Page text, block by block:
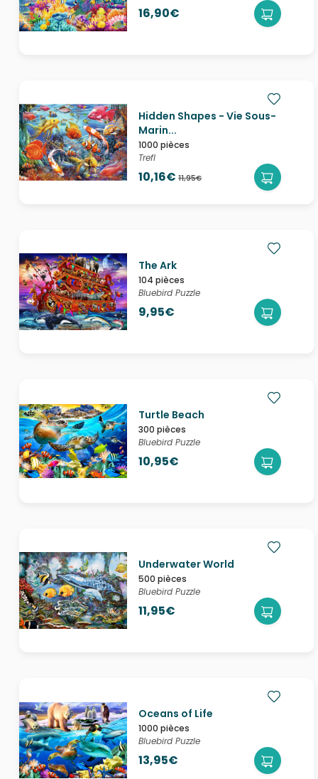
16,90€
Hidden Shapes - Vie Sous-
Marin...
1000 pièces
Trefl
10,16€ 11,95€
The Ark
104 pièces
Bluebird Puzzle
9,95€
Turtle Beach
300 pièces
Bluebird Puzzle
10,95€
Underwater World
500 pièces
Bluebird Puzzle
11,95€
Oceans of Life
1000 pièces
Bluebird Puzzle
13,95€